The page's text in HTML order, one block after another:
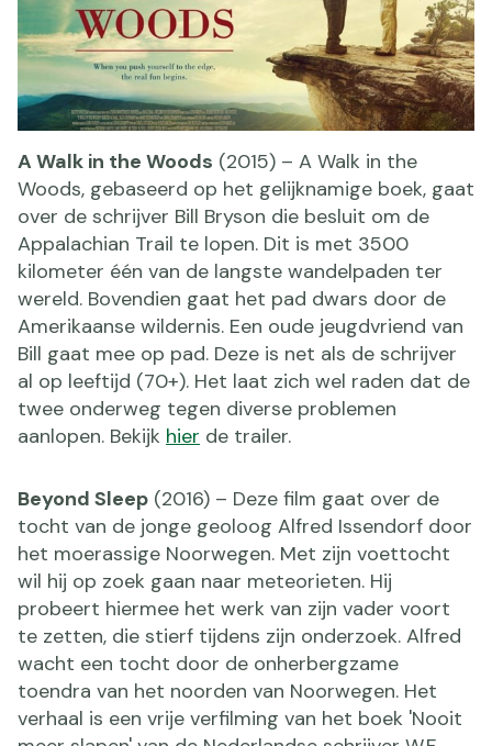
A Walk in the Woods (2015) – A Walk in the
Woods, gebaseerd op het gelijknamige boek, gaat
over de schrijver Bill Bryson die besluit om de
Appalachian Trail te lopen. Dit is met 3500
kilometer één van de langste wandelpaden ter
wereld. Bovendien gaat het pad dwars door de
Amerikaanse wildernis. Een oude jeugdvriend van
Bill gaat mee op pad. Deze is net als de schrijver
al op leeftijd (70+). Het laat zich wel raden dat de
twee onderweg tegen diverse problemen
aanlopen. Bekijk hier de trailer.
Beyond Sleep (2016) – Deze film gaat over de
tocht van de jonge geoloog Alfred Issendorf door
het moerassige Noorwegen. Met zijn voettocht
wil hij op zoek gaan naar meteorieten. Hij
probeert hiermee het werk van zijn vader voort
te zetten, die stierf tijdens zijn onderzoek. Alfred
wacht een tocht door de onherbergzame
toendra van het noorden van Noorwegen. Het
verhaal is een vrije verfilming van het boek 'Nooit